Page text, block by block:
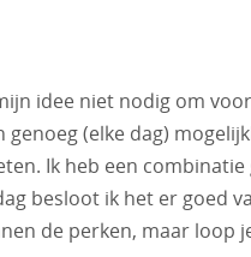
idee niet nodig om
(elke dag)
Ik heb een combinatie
besloot ik het er goed
de perken, maar loop